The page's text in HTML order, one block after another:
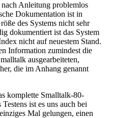
Anleitung problemlos
Dokumentation ist in
des Systems nicht sehr
dokumentiert ist das System
nicht auf neuestem Stand.
Information zumindest die
ausgearbeiteten,
die im Anhang genannt
komplette Smalltalk-80-
ist es uns auch bei
Mal gelungen, einen